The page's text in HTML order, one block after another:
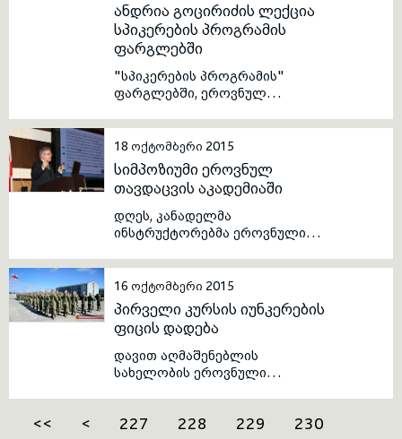
ანდრია გოცირიძის ლექცია
სპიკერების პროგრამის
ფარგლებში
"სპიკერების პროგრამის"
ფარგლებში, ეროვნულ
კიბერუსაფრთხოების ბიუროს
დირექტორი, ბატონი ანდრია
გოცირიძე ესტუმრება.
18 ოქტომბერი 2015
სიმპოზიუმი ეროვნულ
თავდაცვის აკადემიაში
დღეს, კანადელმა
ინსტრუქტორებმა ეროვნული
საბაკალავრო სკოლის
იუნკერებისთვის გამართეს
სიმპოზიუმი, თემაზე „სამხედრო
ეთიკა და ფილოსოფია“.
16 ოქტომბერი 2015
პირველი კურსის იუნკერების
ფიცის დადება
დავით აღმაშენებლის
სახელობის ეროვნული
შეიარაღებულ ძალებს
<< < 227 228 229
230